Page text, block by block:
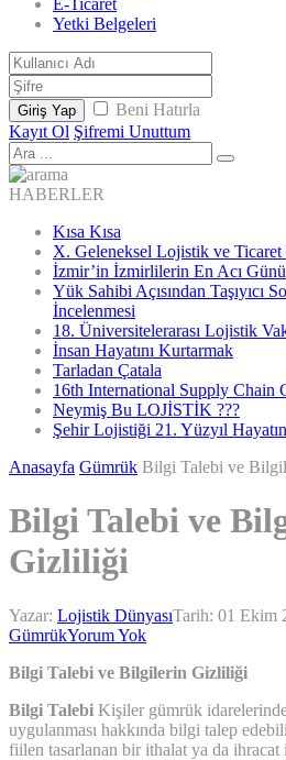
E-Ticaret
Yetki Belgeleri
Giriş Yap
Beni Hatırla
Kayıt Ol Şifremi Unuttum
HABERLER
Kısa Kısa
X. Geleneksel Lojistik ve Ticaret
İzmir’in İzmirlilerin En Acı Günü
Yük Sahibi Açısından Taşıyıcı
İncelenmesi
18. Üniversitelerarası Lojistik
İnsan Hayatını Kurtarmak
Tarladan Çatala
16th International Supply Chain
Neymiş Bu LOJİSTİK ???
Şehir Lojistiği 21. Yüzyıl
Anasayfa Gümrük Bilgi Talebi ve
Bilgi Talebi ve
Gizliliği
Yazar: Lojistik DünyasıTarih: 01 Ekim
GümrükYorum Yok
Bilgi Talebi ve Bilgilerin Gizliliği
Bilgi Talebi Kişiler gümrük
uygulanması hakkında bilgi talep
fiilen tasarlanan bir ithalat ya da ihracat